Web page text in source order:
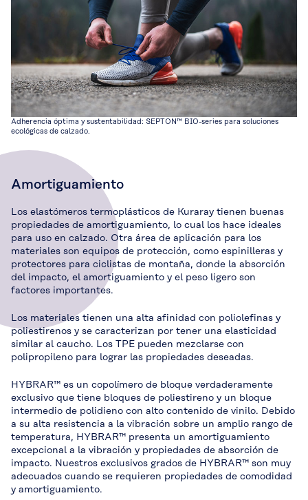
Adherencia óptima y sustentabilidad: SEPTON™ BIO-series para soluciones
ecológicas de calzado.
Amortiguamiento
Los elastómeros termoplásticos de Kuraray tienen buenas
propiedades de amortiguamiento, lo cual los hace ideales
para uso en calzado. Otra área de aplicación para los
materiales son equipos de protección, como espinilleras y
protectores para ciclistas de montaña, donde la absorción
del impacto, el amortiguamiento y el peso ligero son
factores importantes.
Los materiales tienen una alta afinidad con poliolefinas y
poliestirenos y se caracterizan por tener una elasticidad
similar al caucho. Los TPE pueden mezclarse con
polipropileno para lograr las propiedades deseadas.
HYBRAR™ es un copolímero de bloque verdaderamente
exclusivo que tiene bloques de poliestireno y un bloque
intermedio de polidieno con alto contenido de vinilo. Debido
a su alta resistencia a la vibración sobre un amplio rango de
temperatura, HYBRAR™ presenta un amortiguamiento
excepcional a la vibración y propiedades de absorción de
impacto. Nuestros exclusivos grados de HYBRAR™ son muy
adecuados cuando se requieren propiedades de comodidad
y amortiguamiento.